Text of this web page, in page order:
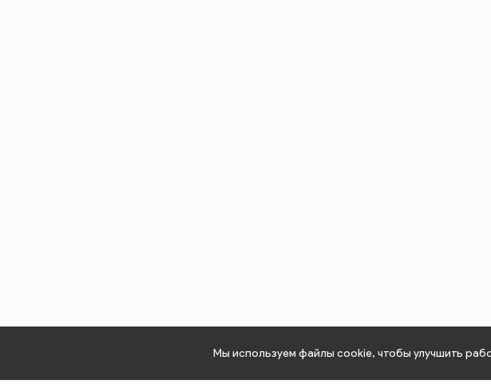
Мы используем файлы cookie, чтобы улучшить